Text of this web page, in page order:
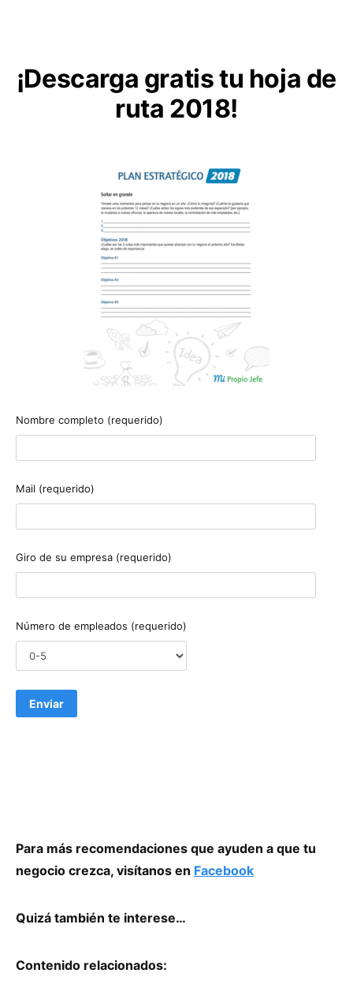
¡Descarga gratis tu hoja de
ruta 2018!
Nombre completo (requerido)
Mail (requerido)
Giro de su empresa (requerido)
Número de empleados (requerido)
Para más recomendaciones que ayuden a que tu
negocio crezca, visítanos en Facebook
Quizá también te interese…
Contenido relacionados: